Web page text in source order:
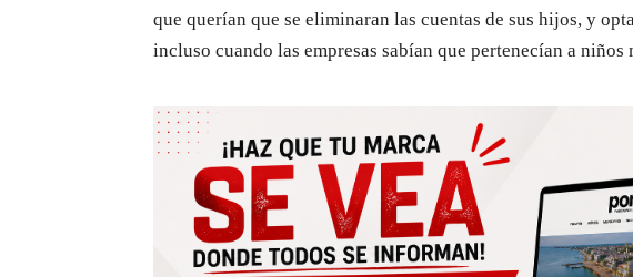
que querían que se eliminaran las cuentas de sus hijos, y
incluso cuando las empresas sabían que pertenecían a niños